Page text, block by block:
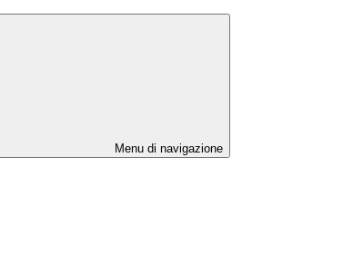
Menu di navigazione